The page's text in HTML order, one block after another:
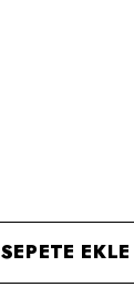
SEPETE EKLE